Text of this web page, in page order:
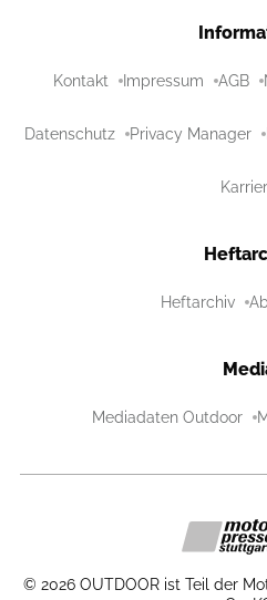
Kontakt Impressum AGB
Datenschutz Privacy Manager
Heftarchiv
Mediadaten Outdoor
© 2026 OUTDOOR ist Teil der